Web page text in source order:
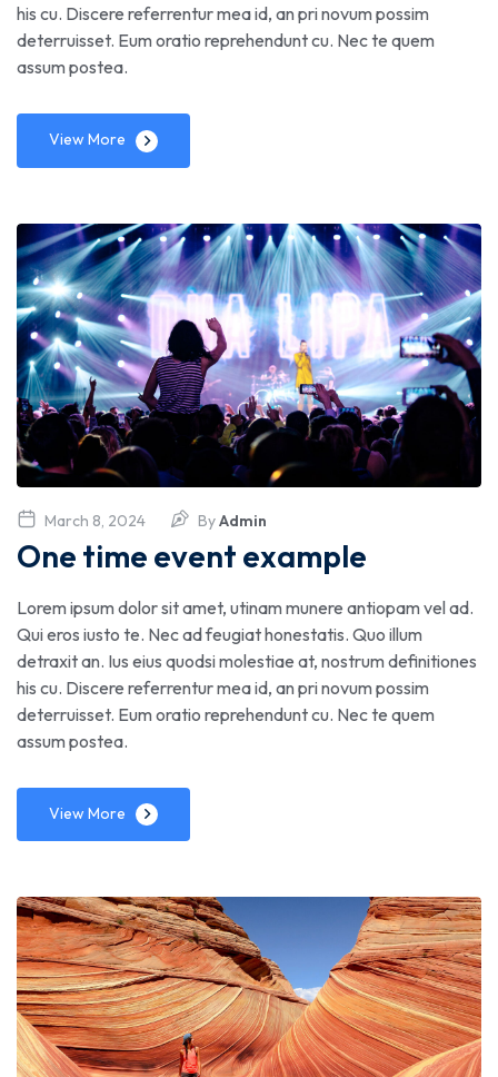
his cu. Discere referrentur mea id, an pri novum possim
deterruisset. Eum oratio reprehendunt cu. Nec te quem
assum postea.
View More
March 8, 2024 ByAdmin
One time event example
Lorem ipsum dolor sit amet, utinam munere antiopam vel ad.
Qui eros iusto te. Nec ad feugiat honestatis. Quo illum
detraxit an. Ius eius quodsi molestiae at, nostrum definitiones
his cu. Discere referrentur mea id, an pri novum possim
deterruisset. Eum oratio reprehendunt cu. Nec te quem
assum postea.
View More